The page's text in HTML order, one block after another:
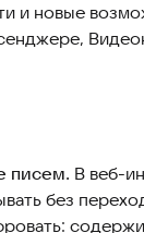
и новые
писем. В веб-
без